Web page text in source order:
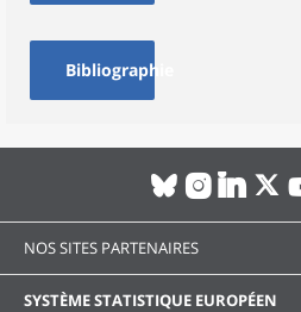
Bibliographie
NOS SITES PARTENAIRES
SYSTÈME STATISTIQUE EUROPÉEN